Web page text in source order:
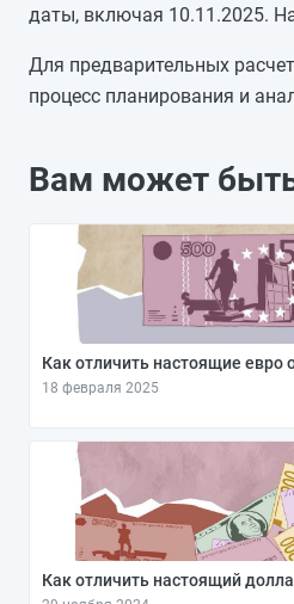
02.11.2025
31.10.2025
30.10.2025
28.10.2025
даты, включая 10.11.2025.
Для предварительных
процесс планирования и
Вам может
Как отличить настоящие евро
18 февраля 2025
Как отличить настоящий